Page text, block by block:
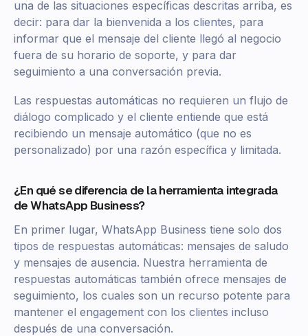
una de las situaciones específicas descritas arriba, es
decir: para dar la bienvenida a los clientes, para
informar que el mensaje del cliente llegó al negocio
fuera de su horario de soporte, y para dar
seguimiento a una conversación previa.
Las respuestas automáticas no requieren un flujo de
diálogo complicado y el cliente entiende que está
recibiendo un mensaje automático (que no es
personalizado) por una razón específica y limitada.
¿En qué se diferencia de la herramienta integrada
de WhatsApp Business?
En primer lugar, WhatsApp Business tiene solo dos
tipos de respuestas automáticas: mensajes de saludo
y mensajes de ausencia. Nuestra herramienta de
respuestas automáticas también ofrece mensajes de
seguimiento, los cuales son un recurso potente para
mantener el engagement con los clientes incluso
después de una conversación.